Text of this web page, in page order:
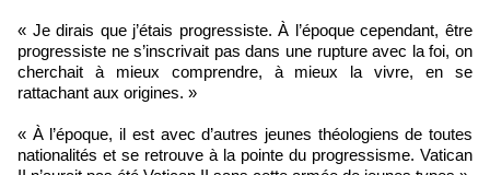
« Je dirais que j’étais progressiste. À l’époque cependant, être
progressiste ne s’inscrivait pas dans une rupture avec la foi, on
cherchait à mieux comprendre, à mieux la vivre, en se
rattachant aux origines. »
« À l’époque, il est avec d’autres jeunes théologiens de toutes
nationalités et se retrouve à la pointe du progressisme. Vatican